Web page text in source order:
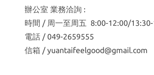
辦公室 業務洽詢 :
時間 / 周一至周五 8:00-12:00/
電話 / 049-2659555
信箱 / yuantaifeelgood@gmail.com